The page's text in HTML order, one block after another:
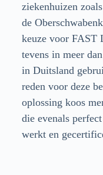
ziekenhuizen
de
keuze voor FAST
tevens in meer
in Duitsland
reden voor deze
oplossing koos
die evenals
werkt en